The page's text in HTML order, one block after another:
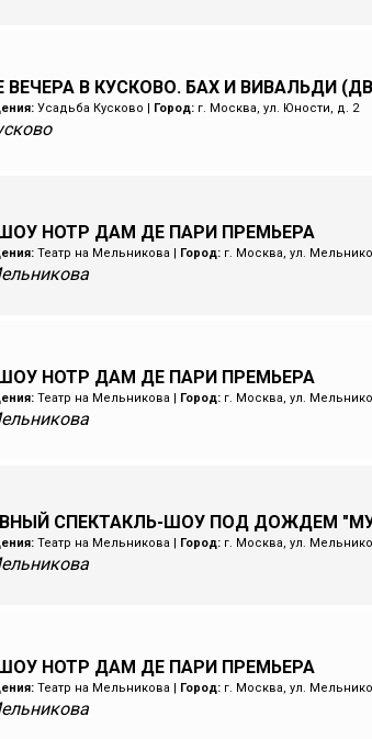
ВЕЧЕРА В КУСКОВО. БАХ И ВИВАЛЬДИ
Усадьба Кусково Город:г. Москва, ул. Юности, д. 2
НОТР ДАМ ДЕ ПАРИ ПРЕМЬЕРА
Театр на Мельникова Город:г. Москва, ул.
НОТР ДАМ ДЕ ПАРИ ПРЕМЬЕРА
Театр на Мельникова Город:г. Москва, ул.
СПЕКТАКЛЬ-ШОУ ПОД ДОЖДЕМ
Театр на Мельникова Город:г. Москва, ул.
НОТР ДАМ ДЕ ПАРИ ПРЕМЬЕРА
Театр на Мельникова Город:г. Москва, ул.